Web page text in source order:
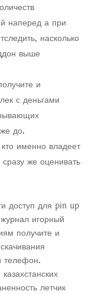
наперед а при
насколько
выше
и
с деньгами
до.
именно владеет
же оценивать
доступ для pin up
игорный
получите и
телефон.
летчик